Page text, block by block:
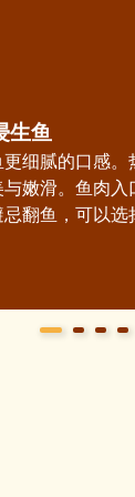
生鱼
细腻的口感
嫩滑。鱼肉
翻鱼，可以